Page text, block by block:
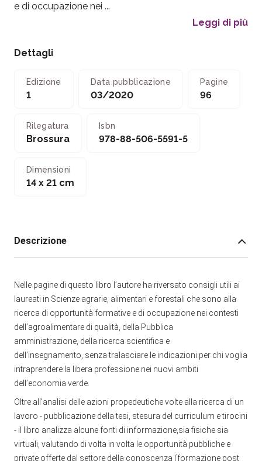
e di occupazione nei ...
Leggi di più
Dettagli
Edizione
1
Data pubblicazione
03/2020
Pagine
96
Rilegatura
Brossura
Isbn
978-88-506-5591-5
Dimensioni
14 x 21 cm
Descrizione
Nelle pagine di questo libro l’autore ha riversato consigli utili ai
laureati in Scienze agrarie, alimentari e forestali che sono alla
ricerca di opportunità formative e di occupazione nei contesti
dell’agroalimentare di qualità, della Pubblica
amministrazione, della ricerca scientifica e
dell’insegnamento, senza tralasciare le indicazioni per chi voglia
intraprendere la libera professione nei nuovi ambiti
dell’economia verde.
Oltre all'analisi delle azioni propedeutiche volte alla ricerca di un
lavoro - pubblicazione della tesi, stesura del curriculum e tirocini
- il libro analizza alcune fonti di informazione,sia fisiche sia
virtuali, valutando di volta in volta le opportunità pubbliche e
private offerte dal settore della conoscenza (formazione post